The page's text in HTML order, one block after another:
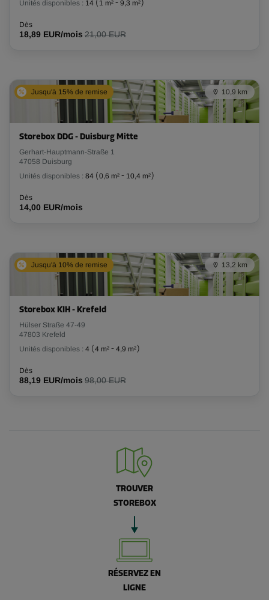
Unités disponibles : 14 ( 1 m² - 9,3 m²)
Dès
18,89 EUR/mois 21,00 EUR
Jusqu'à 15% de remise 10,9 km
Storebox DDG - Duisburg Mitte
Gerhart-Hauptmann-Straße 1
47058 Duisburg
Unités disponibles : 84 (0,6 m² - 10,4 m²)
Dès
14,00 EUR/mois
Jusqu'à 10% de remise 13,2 km
Storebox KIH - Krefeld
Hülser Straße 47-49
47803 Krefeld
Unités disponibles : 4 (4 m² - 4,9 m²)
Dès
88,19 EUR/mois 98,00 EUR
TROUVER
STOREBOX
RÉSERVEZ EN
LIGNE